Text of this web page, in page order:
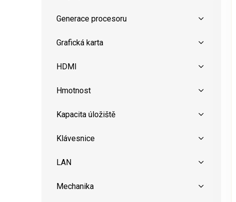
Generace procesoru
Grafická karta
HDMI
Hmotnost
Kapacita úložiště
Klávesnice
LAN
Mechanika